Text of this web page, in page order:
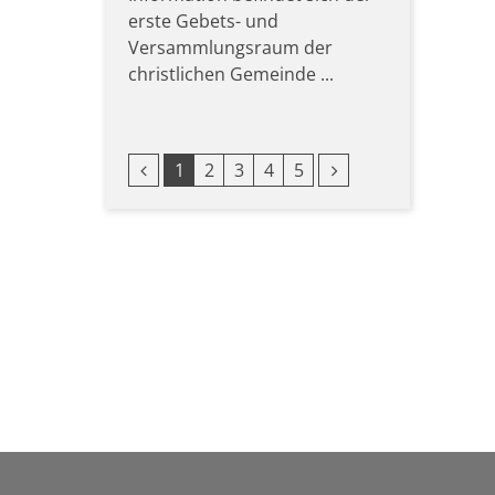
erste Gebets- und
Versammlungsraum der
christlichen Gemeinde ...
Vorherige Seite
1 2 3 4 5 Nächste Seite